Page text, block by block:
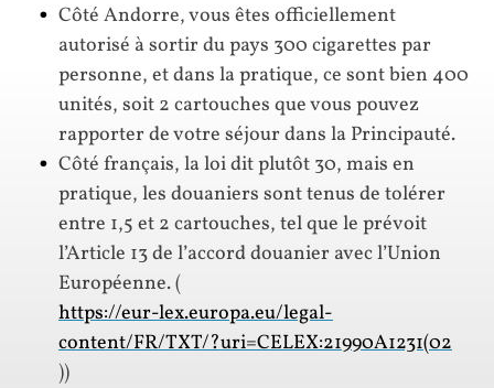
Côté Andorre, vous êtes officiellement
autorisé à sortir du pays 300 cigarettes par
personne, et dans la pratique, ce sont bien 400
unités, soit 2 cartouches que vous pouvez
rapporter de votre séjour dans la Principauté.
Côté français, la loi dit plutôt 30, mais en
pratique, les douaniers sont tenus de tolérer
entre 1,5 et 2 cartouches, tel que le prévoit
l’Article 13 de l’accord douanier avec l’Union
Européenne. (
https://eur-lex.europa.eu/legal-
content/FR/TXT/?uri=CELEX:21990A1231(02
))